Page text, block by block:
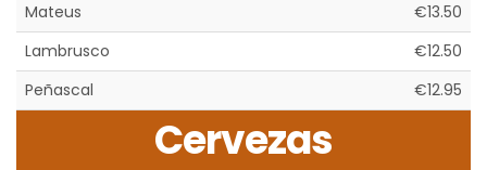
Mateus
€13.50
Lambrusco
€12.50
Peñascal
€12.95
Cervezas